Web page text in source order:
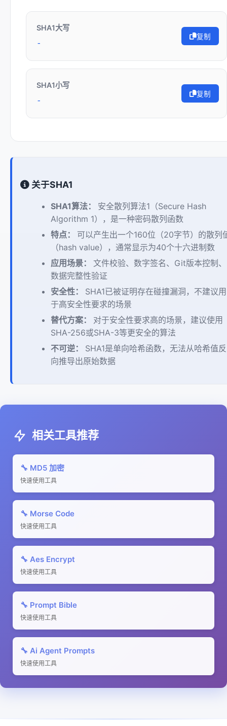
SHA1大写
-
复制
SHA1小写
-
复制
关于SHA1
SHA1算法： 安全散列算法1（Secure Hash
Algorithm 1），是一种密码散列函数
特点： 可以产生出一个160位（20字节）的散列
（hash value），通常显示为40个十六进制数
应用场景： 文件校验、数字签名、Git版本控制、
数据完整性验证
安全性： SHA1已被证明存在碰撞漏洞，不建议用
于高安全性要求的场景
替代方案： 对于安全性要求高的场景，建议使用
SHA-256或SHA-3等更安全的算法
不可逆： SHA1是单向哈希函数，无法从哈希值反
向推导出原始数据
相关工具推荐
🔧 MD5 加密
快速使用工具
🔧 Morse Code
快速使用工具
🔧 Aes Encrypt
快速使用工具
🔧 Prompt Bible
快速使用工具
🔧 Ai Agent Prompts
快速使用工具